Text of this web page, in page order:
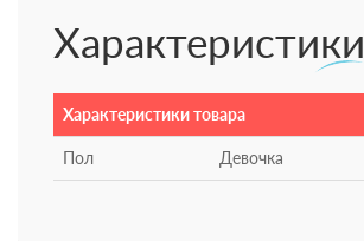
Характеристики
Характеристики товара
Пол Девочка